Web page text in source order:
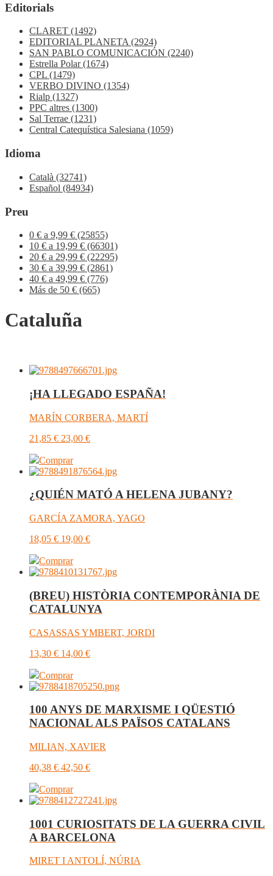
Editorials
CLARET (1492)
EDITORIAL PLANETA(2924)
SAN PABLO COMUNICACIÓN (2240)
Estrella Polar(1674)
CPL (1479)
VERBO DIVINO (1354)
Rialp (1327)
PPC altres (1300)
Sal Terrae (1231)
Central Catequística Salesiana (1059)
Idioma
Català (32741)
Español (84934)
Preu
0 € a 9,99 € (25855)
10 € a 19,99 € (66301)
20 € a 29,99 € (22295)
30 € a 39,99 € (2861)
40 € a 49,99 € (776)
Más de 50 € (665)
Cataluña
¡HA LLEGADO ESPAÑA!
MARÍN CORBERA, MARTÍ
21,85 € 23,00 €
Comprar
¿QUIÉN MATÓ A HELENA JUBANY?
GARCÍA ZAMORA, YAGO
18,05 € 19,00 €
Comprar
(BREU) HISTÒRIA CONTEMPORÀNIA DE
CATALUNYA
CASASSAS YMBERT, JORDI
13,30 € 14,00 €
Comprar
100 ANYS DE MARXISME I QÜESTIÓ
NACIONAL ALS PAÏSOS CATALANS
MILIAN, XAVIER
40,38 € 42,50 €
Comprar
1001 CURIOSITATS DE LA GUERRA CIVIL
A BARCELONA
MIRET I ANTOLÍ, NÚRIA